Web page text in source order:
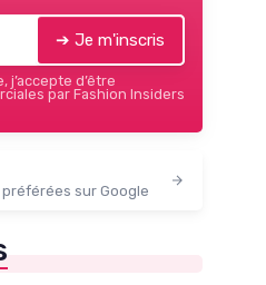
➔ Je m'inscris
j’accepte d’être
par Fashion Insiders
sur Google